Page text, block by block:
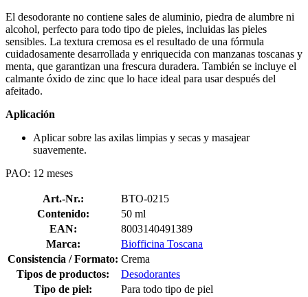
El desodorante no contiene sales de aluminio, piedra de alumbre ni
alcohol, perfecto para todo tipo de pieles, incluidas las pieles
sensibles. La textura cremosa es el resultado de una fórmula
cuidadosamente desarrollada y enriquecida con manzanas toscanas y
menta, que garantizan una frescura duradera. También se incluye el
calmante óxido de zinc que lo hace ideal para usar después del
afeitado.
Aplicación
Aplicar sobre las axilas limpias y secas y masajear
suavemente.
PAO: 12 meses
Art.-Nr.:
BTO-0215
Contenido:
50 ml
EAN:
8003140491389
Marca:
Biofficina Toscana
Consistencia / Formato: Crema
Tipos de productos:
Desodorantes
Tipo de piel:
Para todo tipo de piel